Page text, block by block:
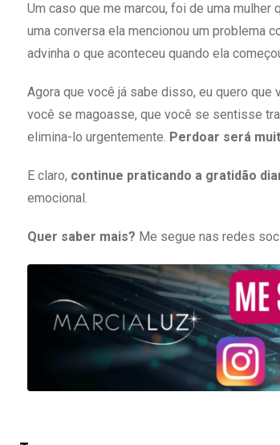
Um caso que me marcou, foi de uma
uma conversa ela mencionou um problema
advinha o que aconteceu quando ela
Agora que você já sabe disso, eu quero
você se magoasse, que você se sentisse
elimina-lo urgentemente. Perdoar será
E claro, continue praticando a gratidão
emocional.
Quer saber mais? Me segue nas redes